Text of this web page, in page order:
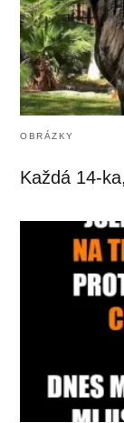
OBRÁZKY
Každá 14-